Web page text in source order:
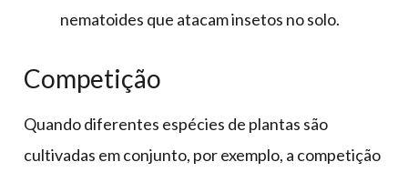
nematoides que atacam insetos no solo.
Competição
Quando diferentes espécies de plantas são
cultivadas em conjunto, por exemplo, a competição